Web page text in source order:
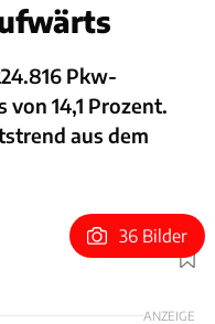
Pkw-
14,1 Prozent.
aus dem
Foto: Polestar
36 Bilder
ANZEIGE